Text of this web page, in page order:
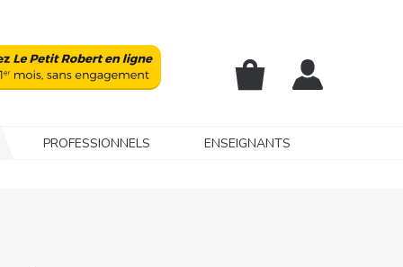
PROFESSIONNELS ENSEIGNANTS